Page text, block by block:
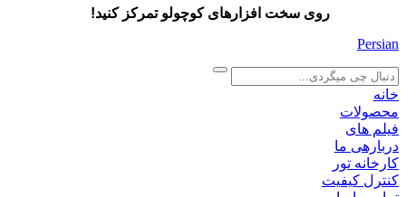
روی سخت افزارهای کوچولو تمرکز کنید!
Persian
search
خانه
محصولات
فیلم های
دربارهی ما
کارخانه تور
کنترل کیفیت